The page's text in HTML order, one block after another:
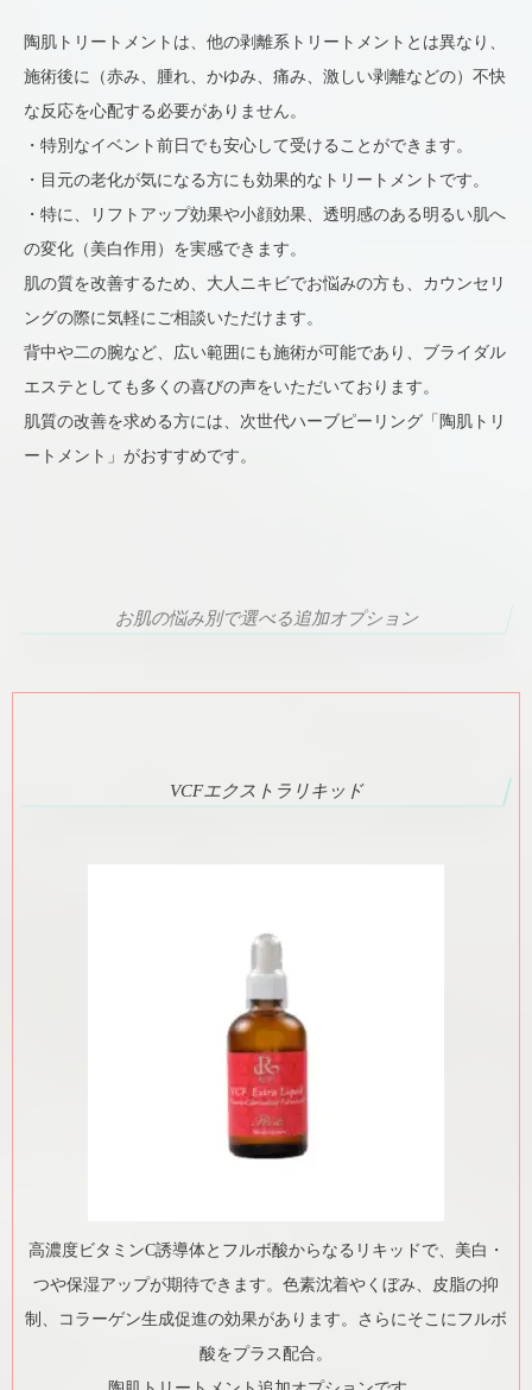
陶肌トリートメントは、他の剥離系トリートメントとは異なり、
施術後に（赤み、腫れ、かゆみ、痛み、激しい剥離などの）不快
な反応を心配する必要がありません。
・特別なイベント前日でも安心して受けることができます。
・目元の老化が気になる方にも効果的なトリートメントです。
・特に、リフトアップ効果や小顔効果、透明感のある明るい肌へ
の変化（美白作用）を実感できます。
肌の質を改善するため、大人ニキビでお悩みの方も、カウンセリ
ングの際に気軽にご相談いただけます。
背中や二の腕など、広い範囲にも施術が可能であり、ブライダル
エステとしても多くの喜びの声をいただいております。
肌質の改善を求める方には、次世代ハーブピーリング「陶肌トリ
ートメント」がおすすめです。
お肌の悩み別で選べる追加オプション
VCFエクストラリキッド
高濃度ビタミンC誘導体とフルボ酸からなるリキッドで、美白・
つや保湿アップが期待できます。色素沈着やくぼみ、皮脂の抑
制、コラーゲン生成促進の効果があります。さらにそこにフルボ
酸をプラス配合。